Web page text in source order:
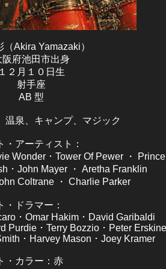
（Akira Yamazaki）
阪府池田市出身
１２月１０日生
射手座
AB 型
温泉、キャンプ、マジック
ト・アーティスト：
Wonder ･ Tower Of Pewer ・ Prince
･ John Mayer ・ Aretha Franklin
Coltrane ・ Charlie Parker
ット・ドラマー：
･ Omar Hakim ･ David Garibaldi
Purdie ･ Terry Bozzio ･ Peter Erskine
･ Harvey Mason ･ Joey Kramer
ット・カラー：赤